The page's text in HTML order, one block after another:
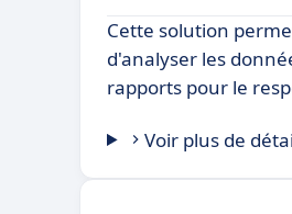
Cette solution
d'analyser les
rapports pour le
Voir plus de